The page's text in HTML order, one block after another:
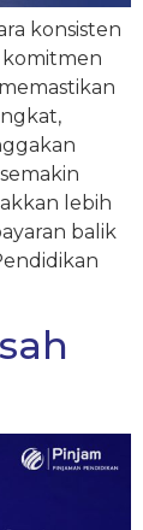
konsisten
lebih
balik